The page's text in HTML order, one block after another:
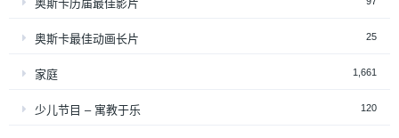
奥斯卡历届最佳影片
奥斯卡最佳动画长片 25
家庭 1,661
少儿节目 – 寓教于乐 120